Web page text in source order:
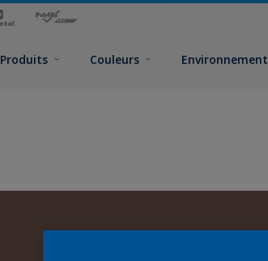
Produits Couleurs Environnement